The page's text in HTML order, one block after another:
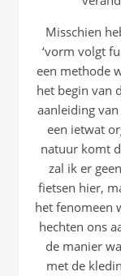
Misschien
‘vorm volgt
een methode
het begin van
aanleiding
een ietwat
natuur komt
zal ik er
fietsen hier,
het fenomeen
hechten ons
de manier
met de